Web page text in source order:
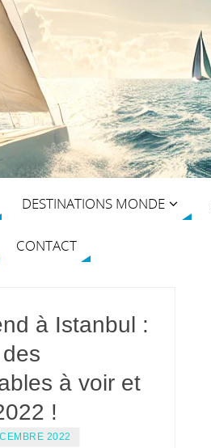
DESTINATIONS MONDE
CONTACT
à Istanbul :
à voir et
!
2022